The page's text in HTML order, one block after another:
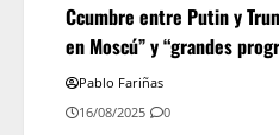
Ccumbre entre Putin y
en Moscú” y “grandes
Pablo Fariñas
16/08/2025
0